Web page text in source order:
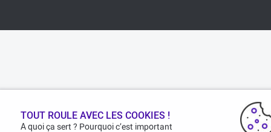
TOUT ROULE AVEC LES COOKIES !
A quoi ça sert ? Pourquoi c’est important